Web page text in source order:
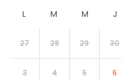
27 28 29 30
3 4 5 6